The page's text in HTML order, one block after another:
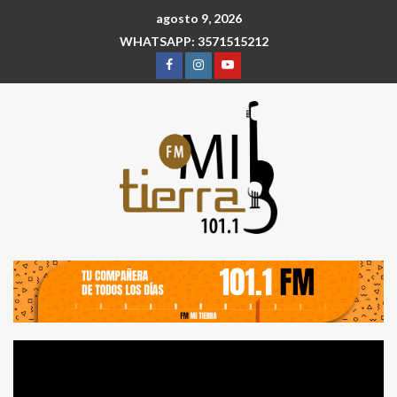
agosto 9, 2026
WHATSAPP: 3571515212